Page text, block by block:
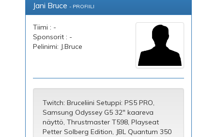
Jani Bruce - PROFIILI
Tiimi : -
Sponsorit : -
Pelinimi: J.Bruce
Twitch: Bruceliini Setuppi: PS5 PRO,
Samsung Odyssey G5 32" kaareva
näyttö, Thrustmaster T598, Playseat
Petter Solberg Edition, JBL Quantum 350